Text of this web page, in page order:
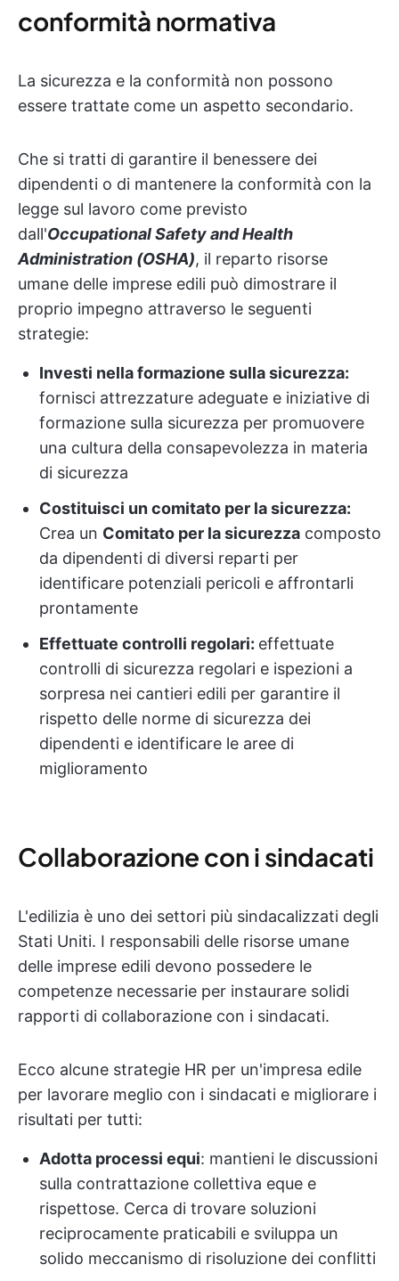
conformità normativa
La sicurezza e la conformità non possono
essere trattate come un aspetto secondario.
Che si tratti di garantire il benessere dei
dipendenti o di mantenere la conformità con la
legge sul lavoro come previsto
dall'Occupational Safety and Health
Administration (OSHA), il reparto risorse
umane delle imprese edili può dimostrare il
proprio impegno attraverso le seguenti
strategie:
Investi nella formazione sulla sicurezza:
fornisci attrezzature adeguate e iniziative di
formazione sulla sicurezza per promuovere
una cultura della consapevolezza in materia
di sicurezza
Costituisci un comitato per la sicurezza:
Crea un Comitato per la sicurezza composto
da dipendenti di diversi reparti per
identificare potenziali pericoli e affrontarli
prontamente
Effettuate controlli regolari: effettuate
controlli di sicurezza regolari e ispezioni a
sorpresa nei cantieri edili per garantire il
rispetto delle norme di sicurezza dei
dipendenti e identificare le aree di
miglioramento
Collaborazione con i sindacati
L'edilizia è uno dei settori più sindacalizzati degli
Stati Uniti. I responsabili delle risorse umane
delle imprese edili devono possedere le
competenze necessarie per instaurare solidi
rapporti di collaborazione con i sindacati.
Ecco alcune strategie HR per un'impresa edile
per lavorare meglio con i sindacati e migliorare i
risultati per tutti:
Adotta processi equi: mantieni le discussioni
sulla contrattazione collettiva eque e
rispettose. Cerca di trovare soluzioni
reciprocamente praticabili e sviluppa un
solido meccanismo di risoluzione dei conflitti